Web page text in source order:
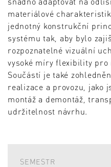
materiálové
jednotný konstrukční
systému tak, aby bylo
rozpoznatelné vizuální
vysoké míry flexibility pro
Součástí je také
realizace a provozu, jako
montáž a demontáž,
udržitelnost návrhu.
SEMESTR